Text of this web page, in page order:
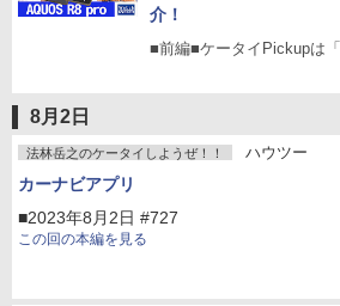
介！
■前編■ケータイPickupは「
8月2日
法林岳之のケータイしようぜ！！ ハウツー
カーナビアプリ
■2023年8月2日 #727
この回の本編を見る